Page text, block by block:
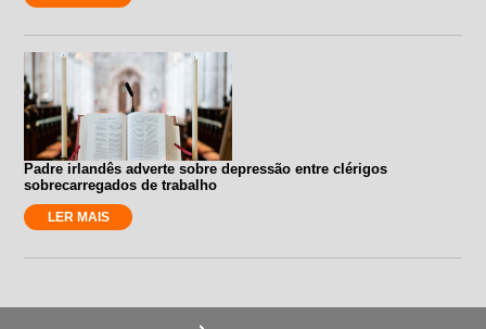
Padre irlandês adverte sobre depressão entre clérigos
sobrecarregados de trabalho
LER MAIS